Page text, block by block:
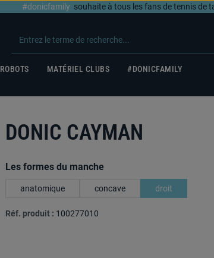
#donicfamily souhaite à tous les fans de tennis de
ROBOTS MATÉRIEL CLUBS
#DONICFAMILY
DONIC CAYMAN
Sélectionnez
Les formes du manche
anatomique concave droit
Réf. produit : 100277010